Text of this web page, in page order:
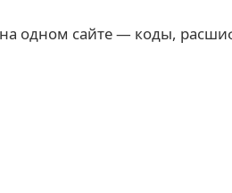
одном сайте — коды,